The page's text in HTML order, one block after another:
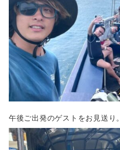
午後ご出発のゲストをお見送り。